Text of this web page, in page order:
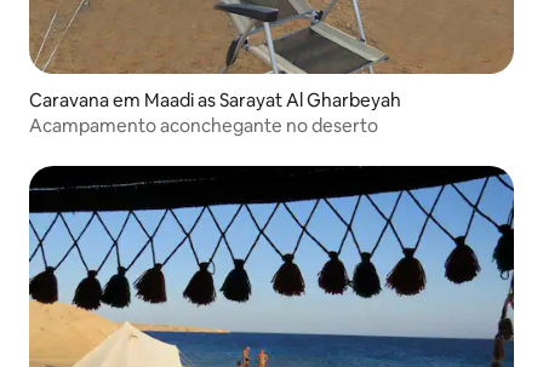
Caravana em Maadi as Sarayat Al Gharbeyah
Acampamento aconchegante no deserto